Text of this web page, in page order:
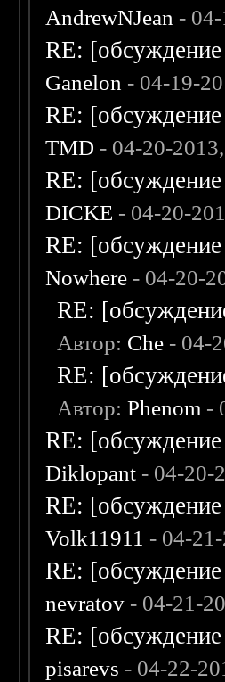
AndrewNJean -
RE: [обсуждение
Ganelon - 04-19-
RE: [обсуждение
TMD - 04-20-
RE: [обсуждение
DICKE - 04-20-
RE: [обсуждение
Nowhere - 04-20-
RE:
Автор: Che - 04-
RE:
Автор:Phenom -
RE: [обсуждение
Diklopant - 04-20-
RE: [обсуждение
Volk11911 - 04-
RE: [обсуждение
nevratov - 04-21-
RE: [обсуждение
pisarevs - 04-22-